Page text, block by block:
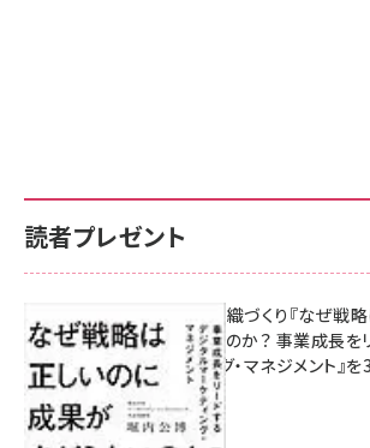
読者プレゼント
成果を生む組織づくり『なぜ戦
があがらないのか？ 事業成長を
マーケティング・マネジメント』
8月7日 10:00